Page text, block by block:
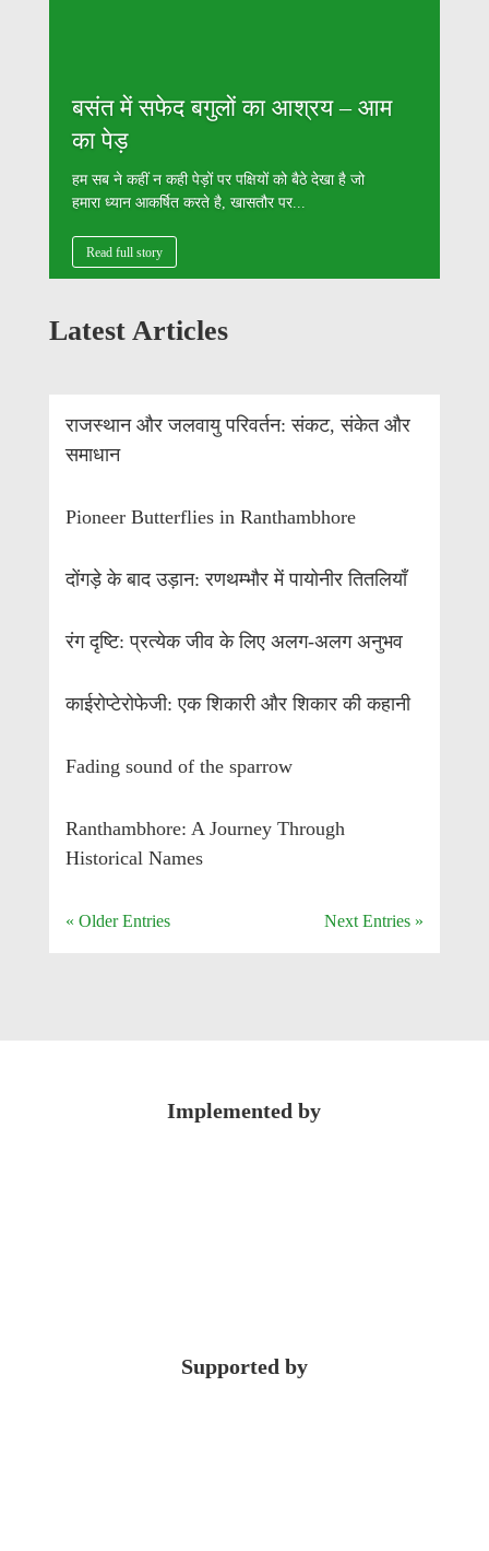
बसंत में सफेद बगुलों का आश्रय – आम
का पेड़
हम सब ने कहीं न कही पेड़ों पर पक्षियों को बैठे देखा है जो
हमारा ध्यान आकर्षित करते है, खासतौर पर...
Read full story
Latest Articles
राजस्थान और जलवायु परिवर्तन: संकट, संकेत और
समाधान
Pioneer Butterflies in Ranthambhore
दोंगड़े के बाद उड़ान: रणथम्भौर में पायोनीर तितलियाँ
रंग दृष्टि: प्रत्येक जीव के लिए अलग-अलग अनुभव
काईरोप्टेरोफेजी: एक शिकारी और शिकार की कहानी
Fading sound of the sparrow
Ranthambhore: A Journey Through
Historical Names
« Older Entries Next Entries »
Implemented by
Supported by